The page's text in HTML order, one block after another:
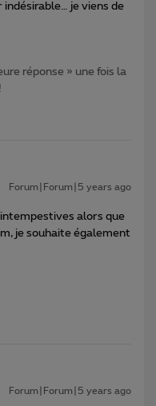
je viens de
réponse » une fois la
Forum|Forum|5 years ago
alors que
je souhaite également
Forum|Forum|5 years ago